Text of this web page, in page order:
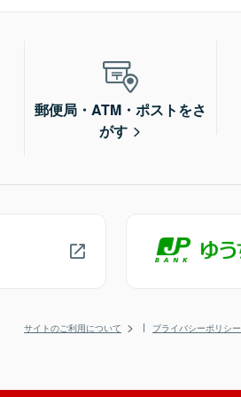
郵便局・ATM・ポストをさ
がす
サイトのご利用について プライバシーポリシー